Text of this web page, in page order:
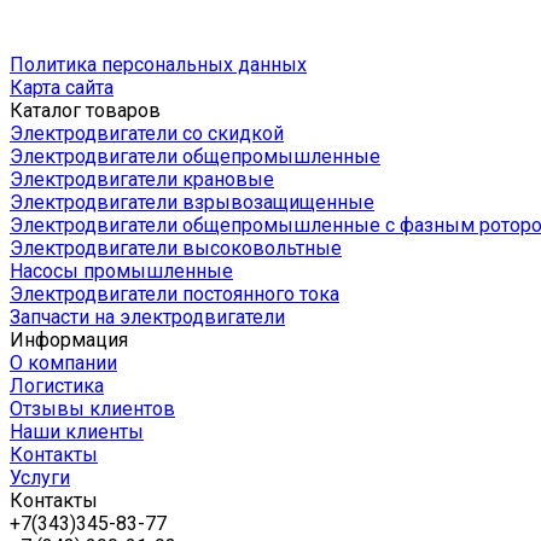
Политика персональных данных
Карта сайта
Каталог товаров
Электродвигатели со скидкой
Электродвигатели общепромышленные
Электродвигатели крановые
Электродвигатели взрывозащищенные
Электродвигатели общепромышленные с фазным
Электродвигатели высоковольтные
Насосы промышленные
Электродвигатели постоянного тока
Запчасти на электродвигатели
Информация
О компании
Логистика
Отзывы клиентов
Наши клиенты
Контакты
Услуги
Контакты
+7(343)345-83-77